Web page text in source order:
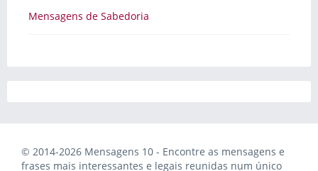
Mensagens de Sabedoria
© 2014-2026 Mensagens 10 - Encontre as mensagens e
frases mais interessantes e legais reunidas num único